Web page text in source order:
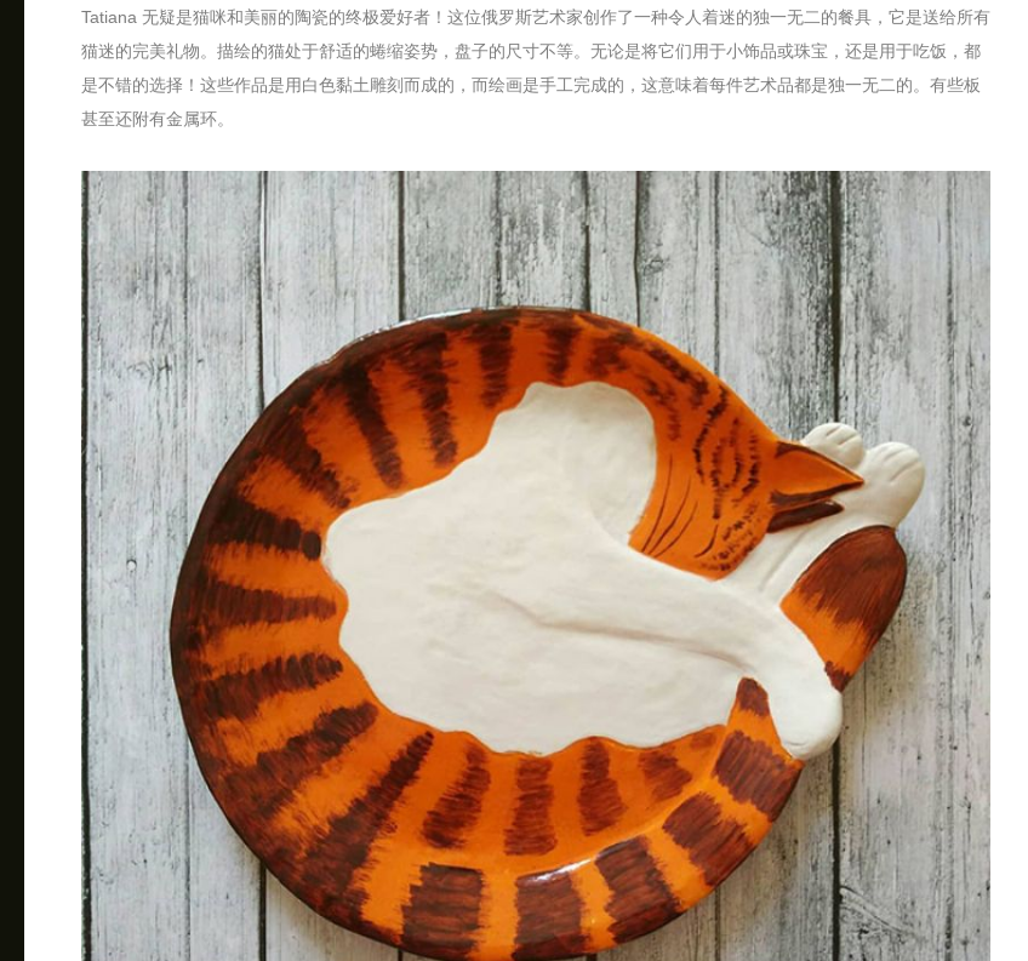
Tatiana 无疑是猫咪和美丽的陶瓷的终极爱好者！这位俄罗斯艺术家创作了一种令人着迷的独一无二的餐具，它是送给所有
猫迷的完美礼物。描绘的猫处于舒适的蜷缩姿势，盘子的尺寸不等。无论是将它们用于小饰品或珠宝，还是用于吃饭，都
是不错的选择！这些作品是用白色黏土雕刻而成的，而绘画是手工完成的，这意味着每件艺术品都是独一无二的。有些板
甚至还附有金属环。